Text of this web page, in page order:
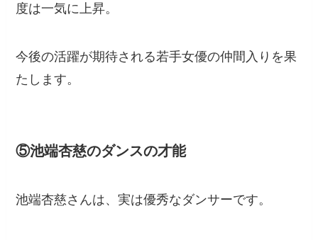
度は一気に上昇。
今後の活躍が期待される若手女優の仲間入りを果
たします。
⑤池端杏慈のダンスの才能
池端杏慈さんは、実は優秀なダンサーです。